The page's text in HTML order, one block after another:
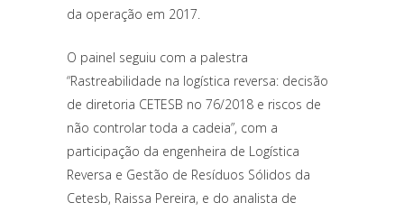
da operação em 2017.
O painel seguiu com a palestra
“Rastreabilidade na logística reversa: decisão
de diretoria CETESB no 76/2018 e riscos de
não controlar toda a cadeia”, com a
participação da engenheira de Logística
Reversa e Gestão de Resíduos Sólidos da
Cetesb, Raissa Pereira, e do analista de